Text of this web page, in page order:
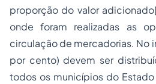
proporção do valor adicionado
onde foram realizadas as
circulação de mercadorias. No
por cento) devem ser
todos os municípios do